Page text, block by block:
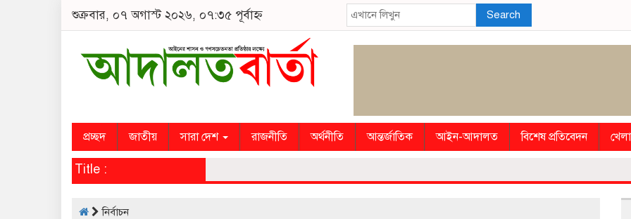
শুক্রবার, ০৭ অগাস্ট ২০২৬, ০৭:৩৫ পূর্বাহ্ন Search
প্রচ্ছদ জাতীয় সারা দেশ রাজনীতি অর্থনীতি আন্তর্জাতিক আইন-আদালত বিশেষ প্রতিবেদন
Title :
নির্বাচন